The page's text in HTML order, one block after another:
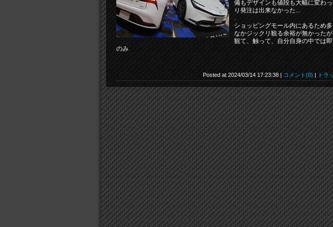
備もデザインも値段も大幅に変わ
り発注は出来なかった...
.
ショッピングモール内にあるため
なかジックリ観る余裕が無かった
観て、触って、自分自身の中では
のみ
Posted at 2024/03/14 17:23:38 | コメント(0) | トラ